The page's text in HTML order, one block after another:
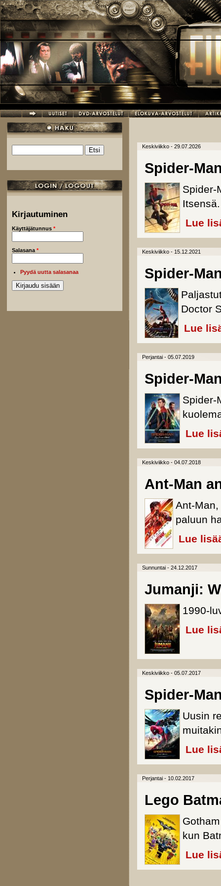
Hyppää pääsisältöön
Hakulomake
Kirjautuminen
Käyttäjätunnus *
Salasana *
Pyydä uutta salasanaa
Keskiviikko - 29.07.2026
Spider-
Spider-
Itsensä.
Lue
Keskiviikko - 15.12.2021
Spider-
Doctor
Lue
Perjantai - 05.07.2019
Spider-
Spider-
Lue
Keskiviikko - 04.07.2018
Ant-Man
Ant-
paluun
Lue
Sunnuntai - 24.12.2017
Jumanji:
1990-
Lue
Keskiviikko - 05.07.2017
Spider-
Uusin
Lue
Perjantai - 10.02.2017
Lego
kun
Lue